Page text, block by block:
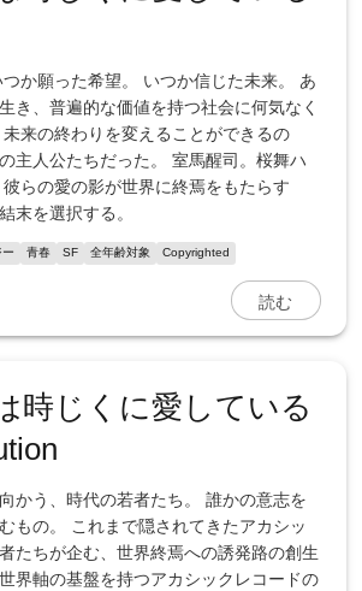
か願った希望。 いつか信じた未来。 あ
き、普遍的な価値を持つ社会に何気なく
来の終わりを変えることができるの
主人公たちだった。 室馬醒司。桜舞ハ
らの愛の影が世界に終焉をもたらす
末を選択する。
青春 SF 全年齢対象 Copyrighted
読む
時じくに愛している
かう、時代の若者たち。 誰かの意志を
もの。 これまで隠されてきたアカシッ
たちが企む、世界終焉への誘発路の創生
界軸の基盤を持つアカシックレコードの